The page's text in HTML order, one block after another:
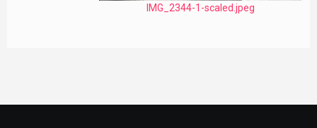
IMG_2344-1-scaled.jpeg